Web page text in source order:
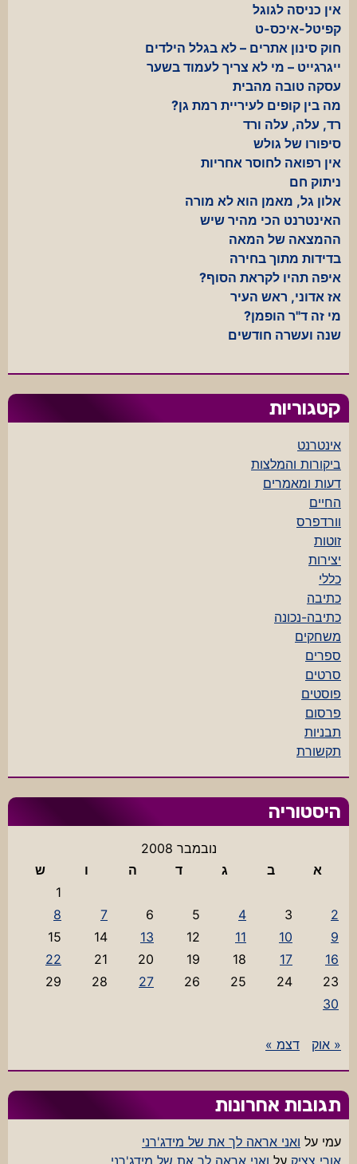
אין כניסה לגוגל
קפיטל-איכס-ט
חוק סינון אתרים – לא בגלל הילדים
ייגרגייט – מי לא צריך לעמוד בשער
עסקה טובה מהבית
מה בין קופים לעיריית רמת גן?
רד, עלה, עלה ורד
סיפורו של גולש
אין רפואה לחוסר אחריות
ניתוק חם
אלון גל, מאמן הוא לא מורה
האינטרנט הכי מהיר שיש
ההמצאה של המאה
בדידות מתוך בחירה
איפה תהיו לקראת הסוף?
אז אדוני, ראש העיר
מי זה ד"ר הופמן?
שנה ועשרה חודשים
קטגוריות
אינטרנט
ביקורות והמלצות
דעות ומאמרים
החיים
וורדפרס
זוטות
יצירות
כללי
כתיבה
כתיבה-נכונה
משחקים
ספרים
סרטים
פוסטים
פרסום
תבניות
תקשורת
היסטוריה
נובמבר 2008
א
ב ג ד ה ו
ש
1
2
3
4
5
6
7
8
9
10
11
12
13
14
15
16
17
18
19
20
21
22
23
24
25
26
27
28
29
30
« אוק דצמ »
תגובות אחרונות
עמי על ואני אראה לך את של מידג'רני
אורי צציק על ואני אראה לך את של מידג'רני